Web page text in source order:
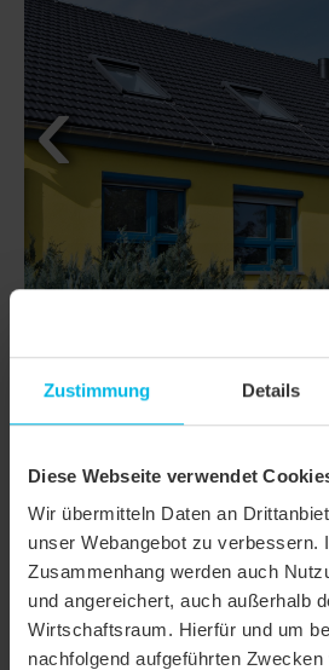
Zustimmung Details
Diese Webseite verwendet
Wir übermitteln Daten an
unser Webangebot zu verbessern.
Zusammenhang werden auch
und angereichert, auch außerhalb
Wirtschaftsraum. Hierfür und um
nachfolgend aufgeführten
DETAILS
MODELL RATIO
Produktfamilie Falzziegel /
Produktgruppe Dachziegel